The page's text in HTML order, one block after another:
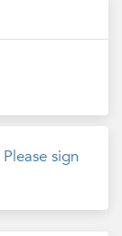
Please sign